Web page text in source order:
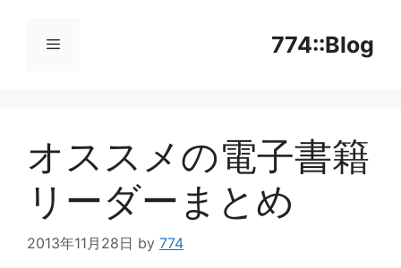
774::Blog
ニ
ュ
オススメの電子書籍
リーダーまとめ
2013年11月28日 by 774